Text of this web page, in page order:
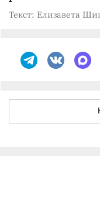
Текст: Елизавета